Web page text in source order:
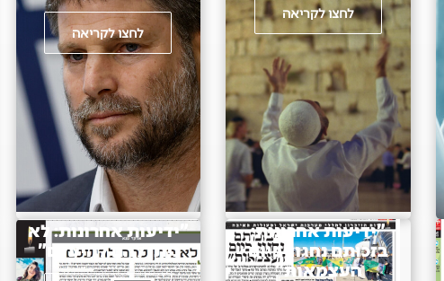
לחצו לקריאה
לחצו לקריאה
"ידיעות אחרונות:
בזכותם נחגוג ביום
העצמאות"
"ידיעות אחרונות: לא
ניתן להם להיעלם"